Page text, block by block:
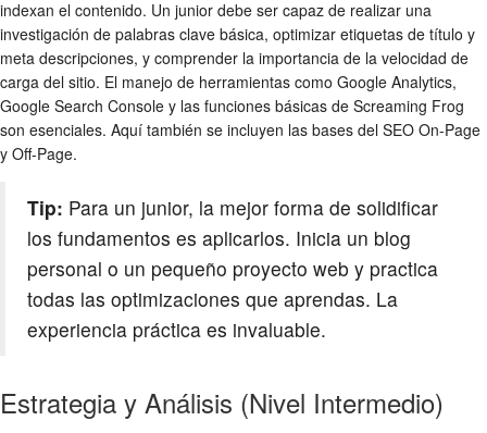
indexan el contenido. Un junior debe ser capaz de realizar una
investigación de palabras clave básica, optimizar etiquetas de título y
meta descripciones, y comprender la importancia de la velocidad de
carga del sitio. El manejo de herramientas como Google Analytics,
Google Search Console y las funciones básicas de Screaming Frog
son esenciales. Aquí también se incluyen las bases del SEO On-Page
y Off-Page.
Tip: Para un junior, la mejor forma de solidificar
los fundamentos es aplicarlos. Inicia un blog
personal o un pequeño proyecto web y practica
todas las optimizaciones que aprendas. La
experiencia práctica es invaluable.
Estrategia y Análisis (Nivel Intermedio)